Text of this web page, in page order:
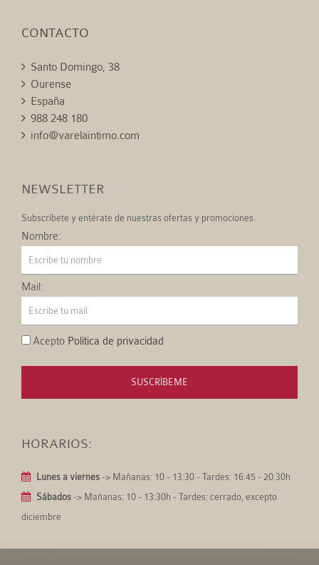
CONTACTO
Santo Domingo, 38
Ourense
España
988 248 180
info@varelaintimo.com
NEWSLETTER
Subscríbete y entérate de nuestras ofertas y promociones.
Nombre:
Mail:
Acepto Política de privacidad
SUSCRÍBEME
HORARIOS:
Lunes a viernes -> Mañanas: 10 - 13:30 - Tardes: 16:45 - 20:30h
Sábados -> Mañanas: 10 - 13:30h - Tardes: cerrado, excepto
diciembre